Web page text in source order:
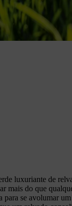
luxuriante de
mais do que
se avolumar